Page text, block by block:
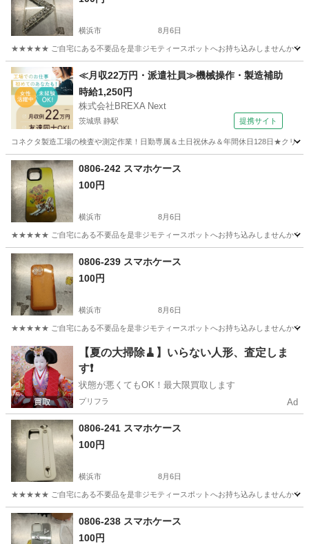
横浜市 8月6日
★★★★★ ご自宅にある不要品を是非ジモティースポットへお持ち込みしませんか？
神奈川 横浜市 生活雑貨 現地
≪月収22万円・派遣社員≫機械操作・製造補助
時給1,250円
株式会社BREXA Next
茨城県 静駅 提携サイト
コネクタ製造工場の検査や測定作業！日勤専属＆土日祝休み＆年間休日128日★クリ
茨城 常陸大宮市 その他
0806-242 スマホケース
100円
横浜市 8月6日
★★★★★ ご自宅にある不要品を是非ジモティースポットへお持ち込みしませんか？
神奈川 横浜市 現地
0806-239 スマホケース
100円
横浜市 8月6日
★★★★★ ご自宅にある不要品を是非ジモティースポットへお持ち込みしませんか？
神奈川 生活雑貨 現地
【夏の大掃除🧹】いらない人形、査定しま
す❗️
状態が悪くてもOK！最大限買取します
プリフラ Ad
0806-241 スマホケース
100円
横浜市 8月6日
★★★★★ ご自宅にある不要品を是非ジモティースポットへお持ち込みしませんか？
神奈川 横浜市 現地
0806-238 スマホケース
100円